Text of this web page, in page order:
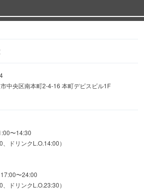
中央区南本町2-4-16 本町デビスビル1F
〜14:30
、ドリンクL.O.14:00）
〜24:00
、ドリンクL.O.23:30）